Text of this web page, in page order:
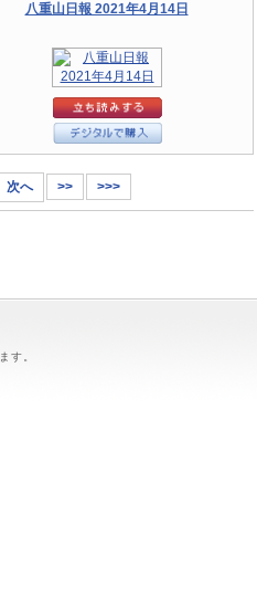
八重山日報 2021年4月14日
次へ >> >>>
す。